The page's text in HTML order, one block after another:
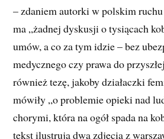
– zdaniem autorki w polskim
ma „żadnej dyskusji o tysiącach
umów, a co za tym idzie – bez
medycznego czy prawa do
również tezę, jakoby działaczki
mówiły „o problemie opieki nad
chorymi, która na ogół spada na
tekst ilustrują dwa zdjęcia z